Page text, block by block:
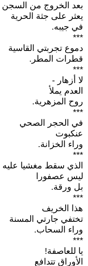
بعد الخروج من السجن
يعثر على جثة الحرية
في جيبه.
***
دموع تجربتي القاسية
قطرات المطر.
***
لا أزهار -
العدم يملأ
روح المزهرية.
***
في الحجر الصحي
عنكبوت
وراء الخزانة.
***
الذي سقط مغشيا عليه
ليس عصفورا
بل ورقة.
***
هذا الخريف
تختفي جارتي المسنة
وراء السحاب.
***
يا للعاصفة!
الأوراق تتدافع